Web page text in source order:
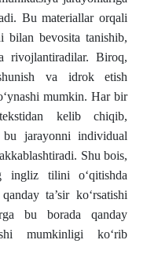
Bu materiallar orqali
bilan bevosita tanishib,
rivojlantiradilar. Biroq,
va idrok etish
mumkin. Har bir
kelib chiqib,
jarayonni individual
Shu bois,
ingliz tilini o‘qitishda
ta’sir ko‘rsatishi
bu borada qanday
mumkinligi ko‘rib